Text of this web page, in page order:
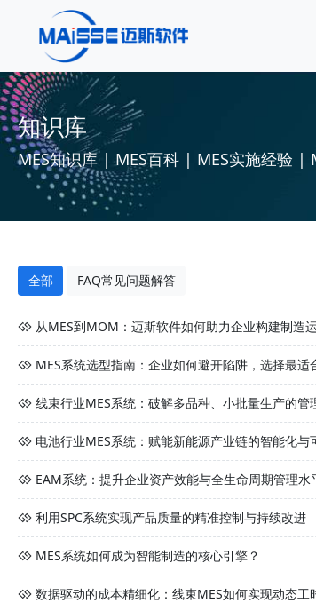
知识库
MES知识库 | MES百科 | MES实施经验 |
全部 FAQ常见问题解答
从MES到MOM：迈斯软件如何助力企业构建制造
MES系统选型指南：企业如何避开陷阱，选择最适
线束行业MES系统：破解多品种、小批量生产的管
电池行业MES系统：赋能新能源产业链的智能化与
EAM系统：提升企业资产效能与全生命周期管理水
利用SPC系统实现产品质量的精准控制与持续改进
MES系统如何成为智能制造的核心引擎？
数据驱动的成本精细化：线束MES如何实现动态工